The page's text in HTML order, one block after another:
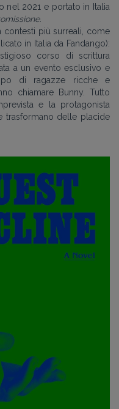
nel 2021 e portato in Italia
.
contesti più surreali, come
in Italia da Fandango):
corso di scrittura
a un evento esclusivo e
di ragazze ricche e
chiamare Bunny. Tutto
e la protagonista
trasformano delle placide